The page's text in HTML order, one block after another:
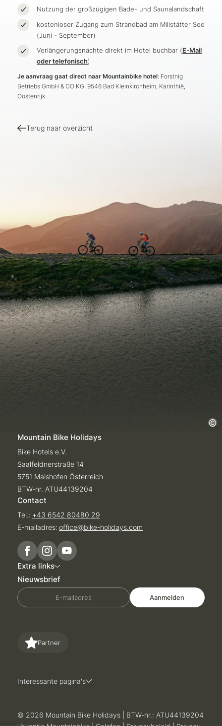
Nutzung der großzügigen Bade- und Saunalandschaft
kostenloser Zugang zum Strandbad am Millstätter See
(Juni - September)
Verlängerungsnächte direkt im Hotel buchbar (E-Mail
oder telefonisch)
Je aanvraag gaat direct naar Mountainbike hotel: Forstnig
Betriebs GmbH & CO KG, 9546 Bad Kleinkirchheim, Karinthië,
Oostenrijk
Terug naar overzicht
Mountain Bike Holidays
Bike Hotels e.V.
Saalfeldnerstraße 14
5751 Maishofen Österreich
BTW-nr. ATU44139204
Contact
Tel.: +43 6542 80480 29
E-mailadres: office@bike-holidays.com
Extra links
Nieuwsbrief
E-mailadres Aanmelden
Partner
Interessante pagina's
© 2026 Mountain Bike Holidays
BTW-nr.: ATU44139204